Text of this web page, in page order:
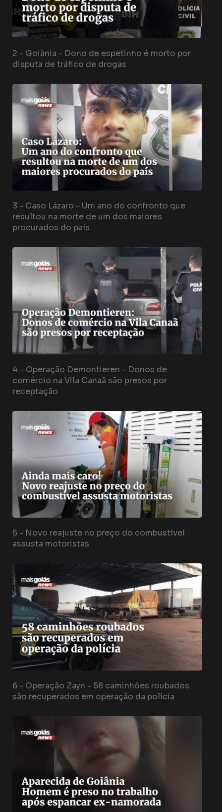
2 - Goiânia - Dono de espetinho é morto por
disputa de tráfico de drogas
3 - Caso Lázaro - Um ano do confronto que
resultou na morte de um dos maiores
procurados do país
4 - Operação Demontieren - Donos de
comércio na Vila Canaã são presos por
receptação
5 - Novo reajuste no preço do combustível
assusta motoristas
6 - Operação Zayn - 58 caminhões roubados
são recuperados em operação da polícia